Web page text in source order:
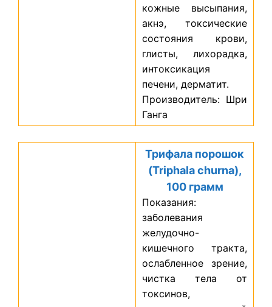
кожные высыпания,
акнэ, токсические
состояния крови,
глисты, лихорадка,
интоксикация
печени, дерматит.
Производитель: Шри
Ганга
Трифала порошок
(Triphala churna),
100 грамм
Показания:
заболевания
желудочно-
кишечного тракта,
ослабленное зрение,
чистка тела от
токсинов,